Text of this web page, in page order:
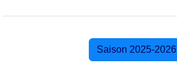
Saison 2025-2026